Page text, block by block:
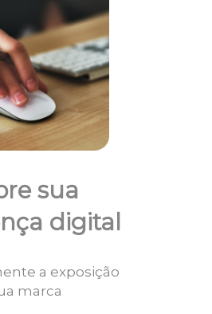
sua
digital
a exposição
marca